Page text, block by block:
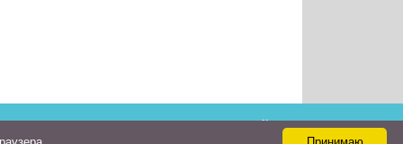
Контакты